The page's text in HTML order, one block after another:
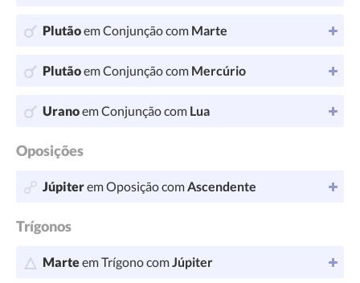
Plutãoem Conjunção com Marte
Plutãoem Conjunção com Mercúrio
Uranoem Conjunção com Lua
Oposições
Júpiterem Oposição comAscendente
Trígonos
Marteem Trígono comJúpiter